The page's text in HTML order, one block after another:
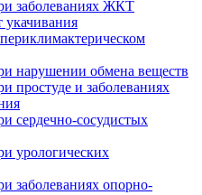
заболеваниях ЖКТ
укачивания
нарушении обмена веществ
простуде и заболеваниях
сердечно-сосудистых
урологических
заболеваниях опорно-